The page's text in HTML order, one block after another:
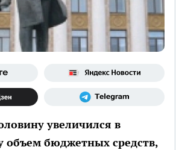
увеличился в
объем бюджетных средств,